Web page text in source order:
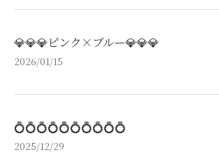
💎💎💎ピンク×ブルー💎💎💎
2026/01/15
💍💍💍💍💍💍💍💍💍💍
2025/12/29